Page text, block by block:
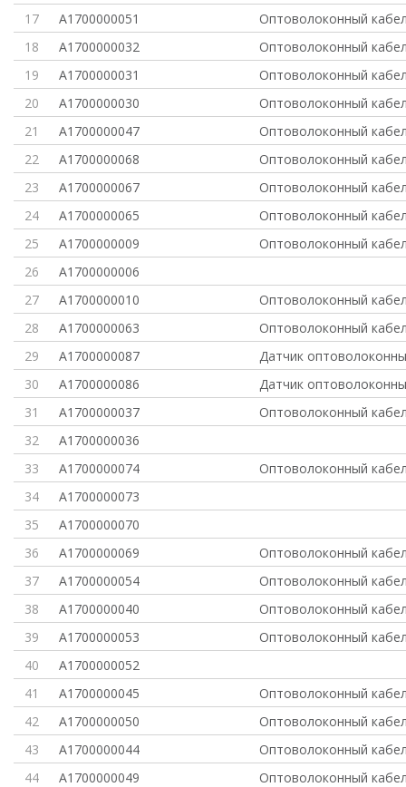
17
A1700000051
Оптоволоконный
18
A1700000032
Оптоволоконный
19
A1700000031
Оптоволоконный
20
A1700000030
Оптоволоконный
21
A1700000047
Оптоволоконный
22
A1700000068
Оптоволоконный
23
A1700000067
Оптоволоконный
24
A1700000065
Оптоволоконный
25
A1700000009
Оптоволоконный
26
A1700000006
27
A1700000010
Оптоволоконный
28
A1700000063
Оптоволоконный
29
A1700000087
Датчик
30
A1700000086
Датчик
31
A1700000037
Оптоволоконный
32
A1700000036
33
A1700000074
Оптоволоконный
34
A1700000073
35
A1700000070
36
A1700000069
Оптоволоконный
37
A1700000054
Оптоволоконный
38
A1700000040
Оптоволоконный
39
A1700000053
Оптоволоконный
40
A1700000052
41
A1700000045
Оптоволоконный
42
A1700000050
Оптоволоконный
43
A1700000044
Оптоволоконный
44
A1700000049
Оптоволоконный